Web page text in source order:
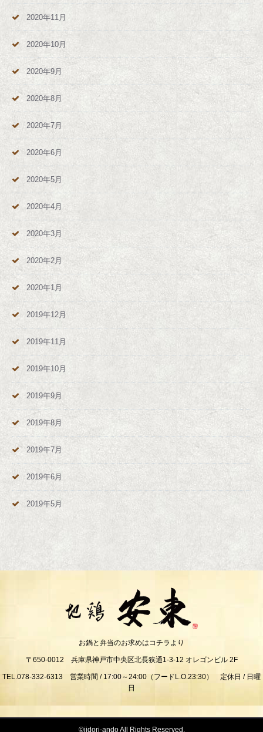
2020年11月
2020年10月
2020年9月
2020年8月
2020年7月
2020年6月
2020年5月
2020年4月
2020年3月
2020年2月
2020年1月
2019年12月
2019年11月
2019年10月
2019年9月
2019年8月
2019年7月
2019年6月
2019年5月
お鍋と弁当のお求めはコチラより
〒650-0012 兵庫県神戸市中央区北長狭通1-3-12 オレゴンビル 2F
TEL.078-332-6313 営業時間 / 17:00～24:00（フードL.O.23:30） 定休日 / 日曜
日
©jidori-ando All Rights Reserved.